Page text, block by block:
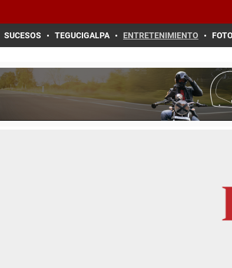
SUCESOS TEGUCIGALPA ENTRETENIMIENTO